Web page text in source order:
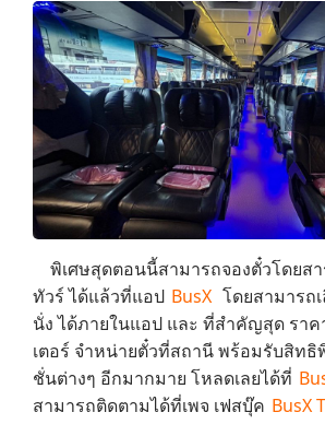
พิเศษสุดตอนนี้สามารถจองตั๋วโดยส
ทัวร์ได้แล้วที่แอป BusX โดยสามารถ
นั่งได้ภายในแอป และ ที่สำคัญสุด ราค
เตอร์ จำหน่ายตั๋วที่สถานี พร้อมรับสิทธิ
ชั่นต่างๆ อีกมากมาย โหลดเลยได้ที่
สามารถติดตามได้ที่เพจ เฟสบุ๊ค BusX